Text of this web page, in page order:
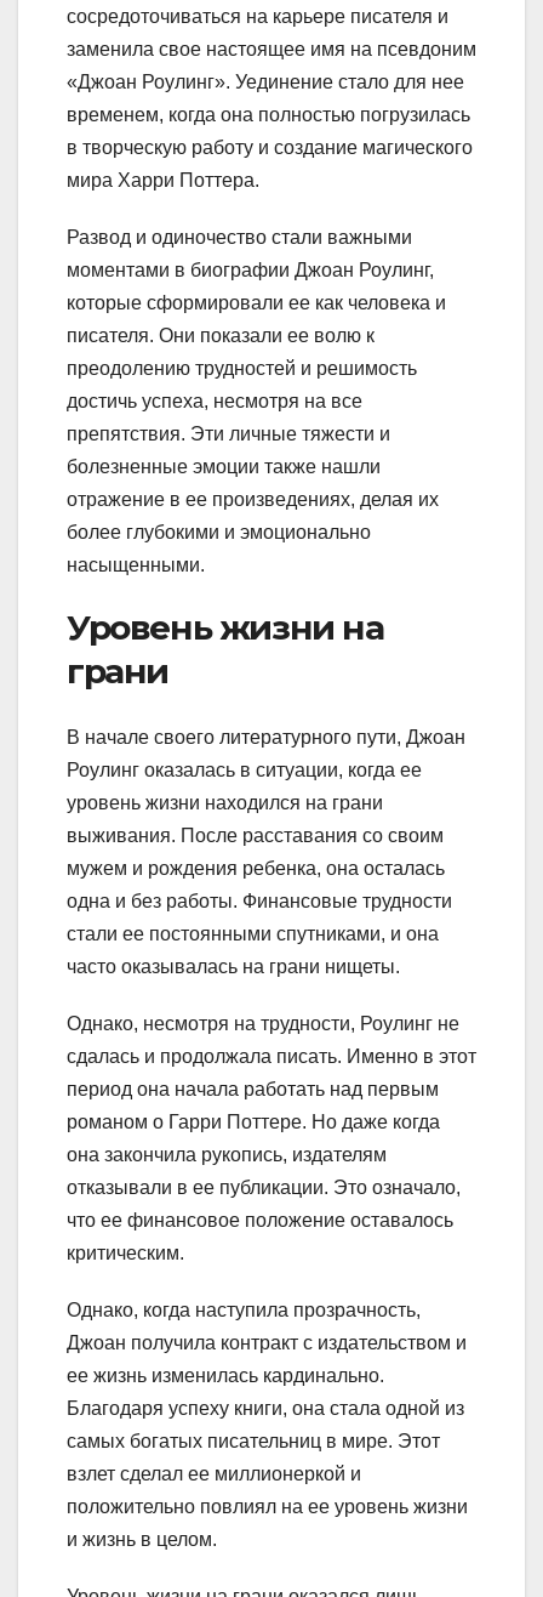
сосредоточиваться на карьере писателя и
заменила свое настоящее имя на псевдоним
«Джоан Роулинг». Уединение стало для нее
временем, когда она полностью погрузилась
в творческую работу и создание магического
мира Харри Поттера.
Развод и одиночество стали важными
моментами в биографии Джоан Роулинг,
которые сформировали ее как человека и
писателя. Они показали ее волю к
преодолению трудностей и решимость
достичь успеха, несмотря на все
препятствия. Эти личные тяжести и
болезненные эмоции также нашли
отражение в ее произведениях, делая их
более глубокими и эмоционально
насыщенными.
Уровень жизни на
грани
В начале своего литературного пути, Джоан
Роулинг оказалась в ситуации, когда ее
уровень жизни находился на грани
выживания. После расставания со своим
мужем и рождения ребенка, она осталась
одна и без работы. Финансовые трудности
стали ее постоянными спутниками, и она
часто оказывалась на грани нищеты.
Однако, несмотря на трудности, Роулинг не
сдалась и продолжала писать. Именно в этот
период она начала работать над первым
романом о Гарри Поттере. Но даже когда
она закончила рукопись, издателям
отказывали в ее публикации. Это означало,
что ее финансовое положение оставалось
критическим.
Однако, когда наступила прозрачность,
Джоан получила контракт с издательством и
ее жизнь изменилась кардинально.
Благодаря успеху книги, она стала одной из
самых богатых писательниц в мире. Этот
взлет сделал ее миллионеркой и
положительно повлиял на ее уровень жизни
и жизнь в целом.